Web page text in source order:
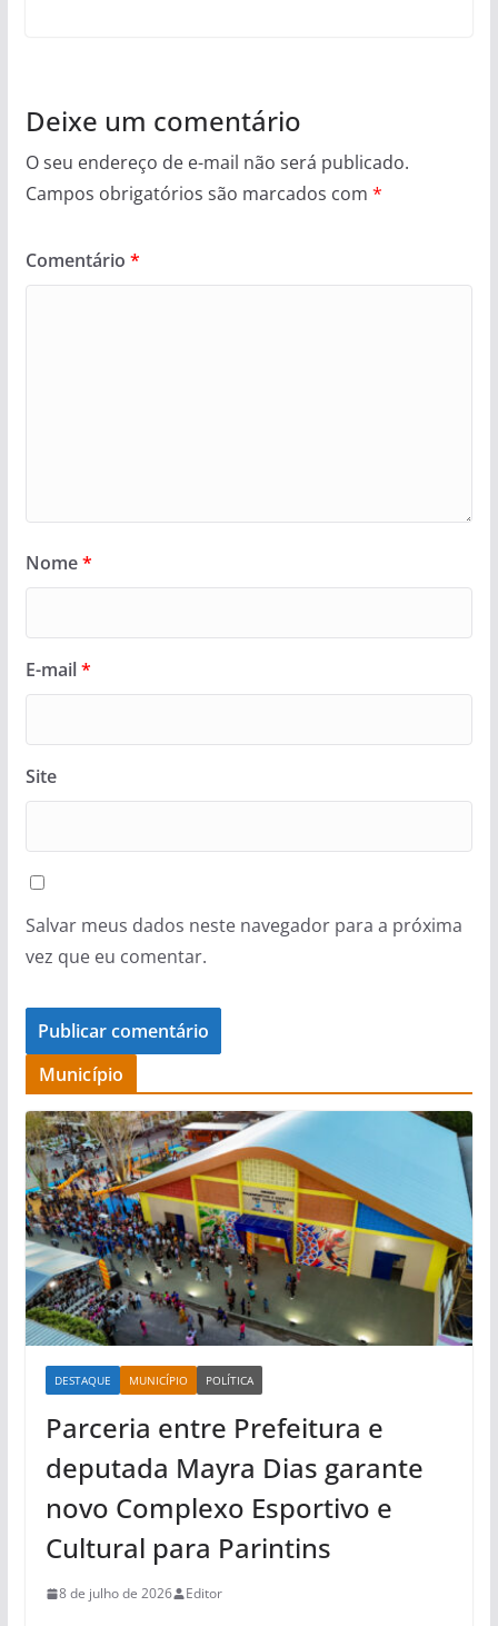
Deixe um comentário
O seu endereço de e-mail não será publicado.
Campos obrigatórios são marcados com *
Comentário *
Nome*
E-mail*
Site
Salvar meus dados neste navegador para a próxima
vez que eu comentar.
Município
DESTAQUE MUNICÍPIO POLÍTICA
Parceria entre Prefeitura e
deputada Mayra Dias garante
novo Complexo Esportivo e
Cultural para Parintins
8 de julho de 2026 Editor